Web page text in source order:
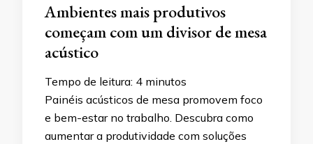
Ambientes mais produtivos
começam com um divisor de mesa
acústico
Tempo de leitura: 4 minutos
Painéis acústicos de mesa promovem foco
e bem-estar no trabalho. Descubra como
aumentar a produtividade com soluções